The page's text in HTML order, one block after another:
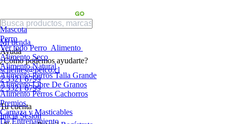
Mi tienda
Ayuda
¿Cómo podemos ayudarte?
sclientes@petco.cl
2 3321 6799
2 3321 6799
Tu cuenta
Inicia Sesión
Mascota
Perro
Ver todo Perro Alimento
Alimento Seco
Alimento Natural
Alimento Perros Talla Grande
Alimento Libre De Granos
Alimento Perros Cachorros
Premios
Carnaza y Masticables
De Entrenamiento